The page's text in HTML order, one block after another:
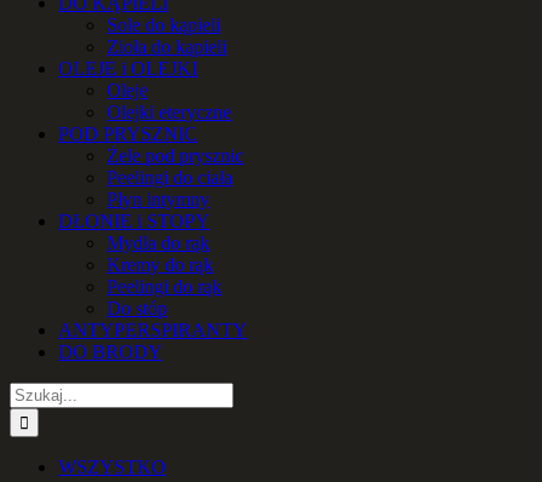
Sole do kąpieli
Zioła do kąpieli
OLEJE i OLEJKI
Oleje
Olejki eteryczne
POD PRYSZNIC
Żele pod prysznic
Peelingi do ciała
Płyn intymny
DŁONIE i STOPY
Mydła do rąk
Kremy do rąk
Peelingi do rąk
Do stóp
ANTYPERSPIRANTY
DO BRODY
Szukaj
WSZYSTKO